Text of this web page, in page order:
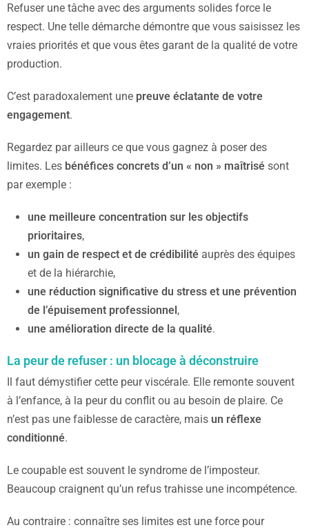
Refuser une tâche avec des arguments solides force le
respect. Une telle démarche démontre que vous saisissez les
vraies priorités et que vous êtes garant de la qualité de votre
production.
C’est paradoxalement une preuve éclatante de votre
engagement.
Regardez par ailleurs ce que vous gagnez à poser des
limites. Les bénéfices concrets d’un « non » maîtrisé sont
par exemple :
une meilleure concentration sur les objectifs
prioritaires,
un gain de respect et de crédibilité auprès des équipes
et de la hiérarchie,
une réduction significative du stress et une prévention
de l’épuisement professionnel,
une amélioration directe de la qualité.
La peur de refuser : un blocage à déconstruire
Il faut démystifier cette peur viscérale. Elle remonte souvent
à l’enfance, à la peur du conflit ou au besoin de plaire. Ce
n’est pas une faiblesse de caractère, mais un réflexe
conditionné.
Le coupable est souvent le syndrome de l’imposteur.
Beaucoup craignent qu’un refus trahisse une incompétence.
Au contraire : connaître ses limites est une force pour